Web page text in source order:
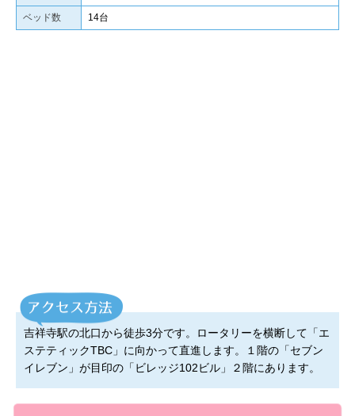
ベッド数 14台
吉祥寺駅の北口から徒歩3分です。ロータリーを横断して「エ
ステティックTBC」に向かって直進します。１階の「セブン
イレブン」が目印の「ビレッジ102ビル」２階にあります。